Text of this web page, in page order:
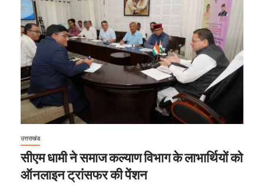
उत्तराखंड
सीएम धामी ने समाज कल्याण विभाग के लाभार्थियों को
ऑनलाइन ट्रांसफर की पेंशन